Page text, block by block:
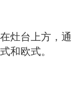
灶台上方，通
和欧式。